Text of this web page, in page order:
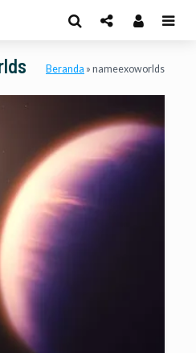
Beranda » nameexoworlds